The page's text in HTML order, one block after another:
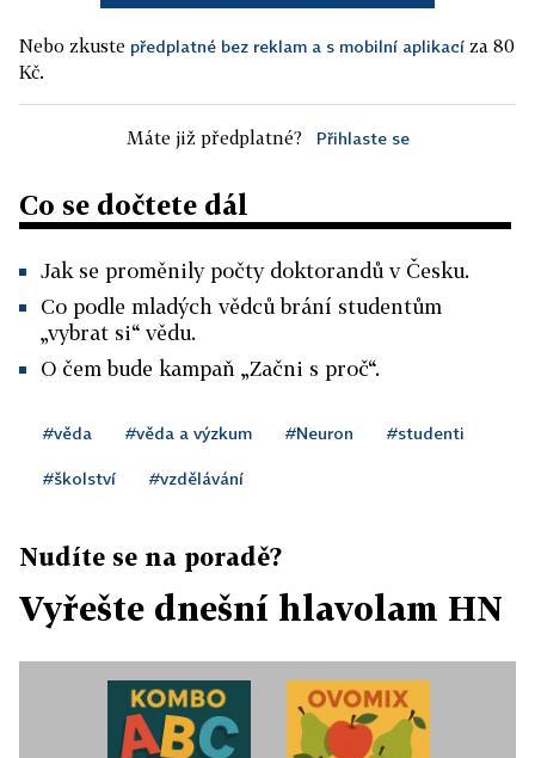
Nebo zkuste předplatné bez reklam a s mobilní aplikací za 80
Kč.
Máte již předplatné? Přihlaste se
Co se dočtete dál
Jak se proměnily počty doktorandů v Česku.
Co podle mladých vědců brání studentům
„vybrat si“ vědu.
O čem bude kampaň „Začni s proč“.
#věda #věda a výzkum #Neuron #studenti
#školství #vzdělávání
Nudíte se na poradě?
Vyřešte dnešní hlavolam HN